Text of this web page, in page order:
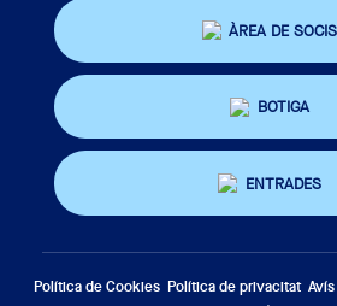
ÀREA DE SOCIS
BOTIGA
ENTRADES
Política de Cookies Política de privacitat